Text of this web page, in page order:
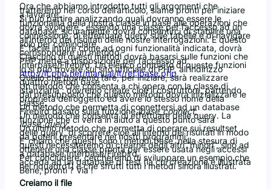
Ora che abbiamo introdotto tutti gli argomenti che
tratteremo nel corso dell’articolo, siamo pronti per iniziare
a lavorare.
Si può partire analizzando quali dovranno essere le
funzionalità della nostra classe in base alle operazioni che
dovrà svolgere : essendo una classe per l’accesso ad un
database, sicuramente dovrà consentirci di stabilire una
connessione, di effettuare query sulle tabelle e di navigare
all’interno dei risultati delle nostre interrogazioni. E questo
solo per cominciare.
E’ facile intuire come ad ogni funzionalità indicata, dovrà
corrispondere un metodo.
Ciascuno di questi metodi dovrà basarsi sulle funzioni che
PHP mette a disposizione per l’accesso ad
Interbase/Firebird. Un elenco completo di queste funzioni
lo si può trovare sul sito ufficiale di PHP, all’indirizzo
http://it.php.net/manual/it/ref.ibase.php.
Quello che dovremo fare, per iniziare, sarà realizzare
quattro metodi base :
Un metodo che consenta a chi opera con la classe di
istanziarla : dovremo creare cioè il costruttore, partendo
dal presupposto che questo metodo dovrà inizializzare le
proprietà dell’oggetto ed avere lo stesso nome della
classe.
Un metodo che permetta di connettersi ad un database
Firebird basato sulla funzioneibase_connect;
Un metodo che consenta di effettuare delle query. La
funzione che ci verrà in aiuto a questo punto sarà
ibase_query;
Un ultimo metodo che permetta di operare sui resultset
delle query, di scorrere cioè all’interno dei risultati in modo
da poterli presentare nei nostri programmi;
E’ chiaro che questi sono i metodi base, nella stesura di
questi necessiteremo di crearne degli altri “minori”, sino ad
ottenere una classe pronta per essere usata negli accessi
a database Interbase/Firebird.
Per concludere, cercheremo di sviluppare un esempio che
acceda ad un database di test (la cui creazione è illustrata
nel riquadro1) e che sfrutti tutti i metodi sinora illustrati.
Bene, pronti ? Via !
Creiamo il file